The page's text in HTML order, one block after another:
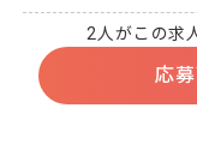
2人がこの求
応